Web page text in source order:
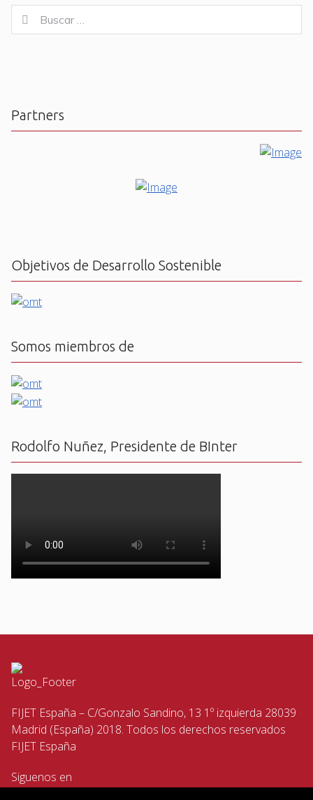
for:
Buscar
Partners
Objetivos de Desarrollo Sostenible
Somos miembros de
Rodolfo Nuñez, Presidente de BInter
FIJET España – C/Gonzalo Sandino, 13 1º izquierda 28039
Madrid (España) 2018. Todos los derechos reservados
FIJET España
Siguenos en